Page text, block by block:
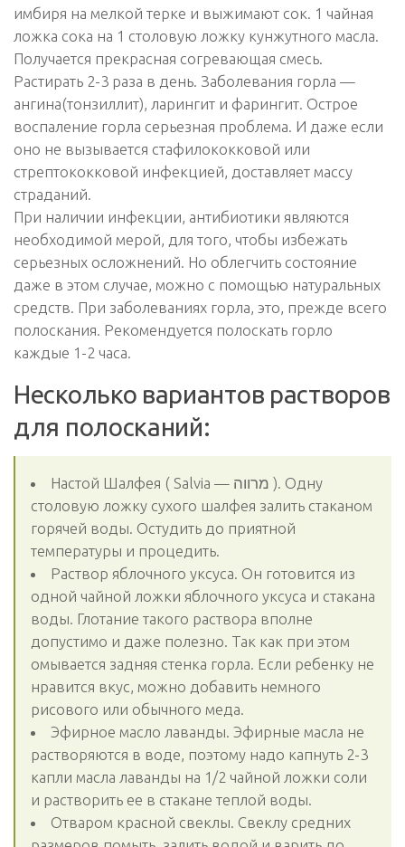
имбиря на мелкой терке и выжимают сок. 1 чайная
ложка сока на 1 столовую ложку кунжутного масла.
Получается прекрасная согревающая смесь.
Растирать 2-3 раза в день. Заболевания горла —
ангина(тонзиллит), ларингит и фарингит. Острое
воспаление горла серьезная проблема. И даже если
оно не вызывается стафилококковой или
стрептококковой инфекцией, доставляет массу
страданий.
При наличии инфекции, антибиотики являются
необходимой мерой, для того, чтобы избежать
серьезных осложнений. Но облегчить состояние
даже в этом случае, можно с помощью натуральных
средств. При заболеваниях горла, это, прежде всего
полоскания. Рекомендуется полоскать горло
каждые 1-2 часа.
Несколько вариантов растворов
для полосканий:
Настой Шалфея ( Salvia — מרווה ). Одну
столовую ложку сухого шалфея залить стаканом
горячей воды. Остудить до приятной
температуры и процедить.
Раствор яблочного уксуса. Он готовится из
одной чайной ложки яблочного уксуса и стакана
воды. Глотание такого раствора вполне
допустимо и даже полезно. Так как при этом
омывается задняя стенка горла. Если ребенку не
нравится вкус, можно добавить немного
рисового или обычного меда.
Эфирное масло лаванды. Эфирные масла не
растворяются в воде, поэтому надо капнуть 2-3
капли масла лаванды на 1/2 чайной ложки соли
и растворить ее в стакане теплой воды.
Отваром красной свеклы. Свеклу средних